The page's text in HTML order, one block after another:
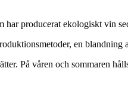
producerat ekologiskt vin
en
På våren och sommaren